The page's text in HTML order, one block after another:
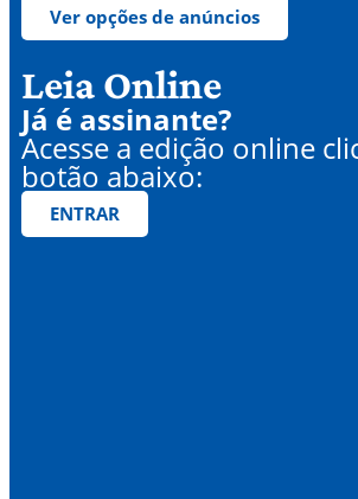
Ver opções de anúncios
Leia Online
Já é assinante?
Acesse a edição online
botão abaixo:
ENTRAR